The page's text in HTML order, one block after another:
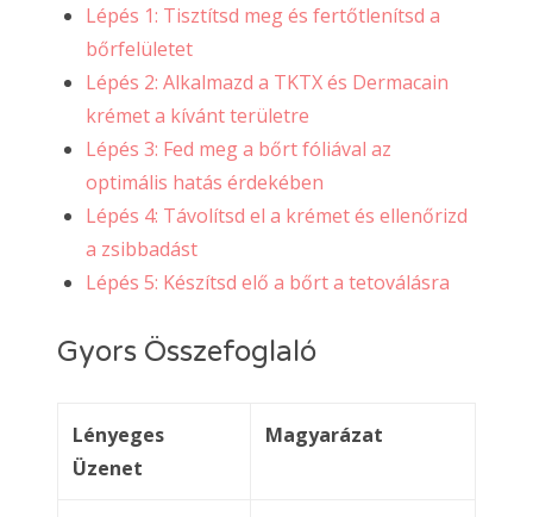
Lépés 1: Tisztítsd meg és fertőtlenítsd a
bőrfelületet
Lépés 2: Alkalmazd a TKTX és Dermacain
krémet a kívánt területre
Lépés 3: Fed meg a bőrt fóliával az
optimális hatás érdekében
Lépés 4: Távolítsd el a krémet és ellenőrizd
a zsibbadást
Lépés 5: Készítsd elő a bőrt a tetoválásra
Gyors Összefoglaló
Lényeges
Üzenet
Magyarázat